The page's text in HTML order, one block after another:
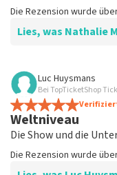
Die Rezension wurde
Lies, was Nathalie
Bewertung von
grandios
Die Rezension wurde
Luc Huysmans
Bei TopTicketShop
Weltniveau
Die Show und die
Die Rezension wurde